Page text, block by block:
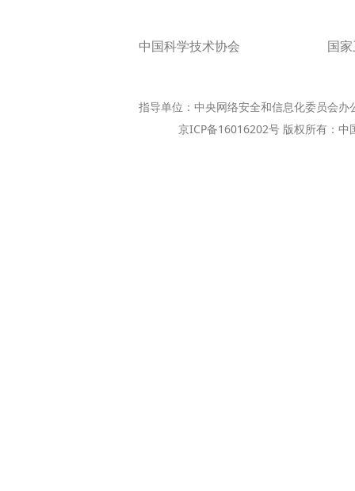
中国科学技术协会 国
指导单位：中央网络安全和信息化委员会
京ICP备16016202号 版权所有：